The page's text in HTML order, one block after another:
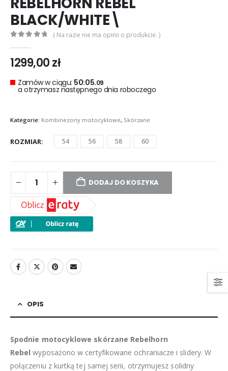
BLACK/WHITE\
( Na razie nie ma opinii o produkcie. )
1299,00zł
Zamów w ciągu: 50:05.08
a otrzymasz następnego dnia roboczego
Kategorie: Kombinezony motocyklowe, Skórzane
ROZMIAR 54 56 58 60
DODAJ DO KOSZYKA
OPIS
Spodnie motocyklowe skórzane Rebelhorn
Rebel wyposażono w certyfikowane ochraniacze i slidery. W
połączeniu z kurtką tej samej serii, otrzymujesz solidny